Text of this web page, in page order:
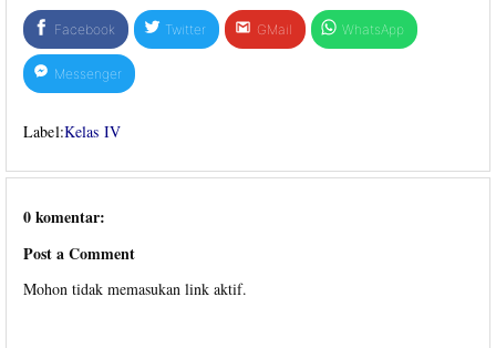
Facebook Twitter GMail WhatsApp
Messenger
Label:Kelas IV
0 komentar:
Post a Comment
Mohon tidak memasukan link aktif.